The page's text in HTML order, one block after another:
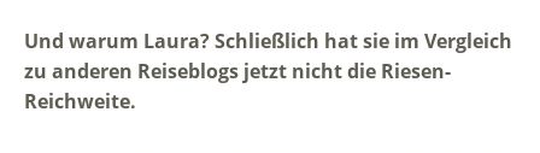
Und warum Laura? Schließlich hat sie im Vergleich
zu anderen Reiseblogs jetzt nicht die Riesen-
Reichweite.